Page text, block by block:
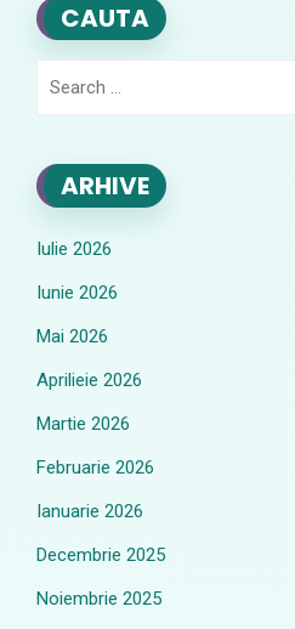
CAUTA
ARHIVE
Iulie 2026
Iunie 2026
Mai 2026
Aprilieie 2026
Martie 2026
Februarie 2026
Ianuarie 2026
Decembrie 2025
Noiembrie 2025